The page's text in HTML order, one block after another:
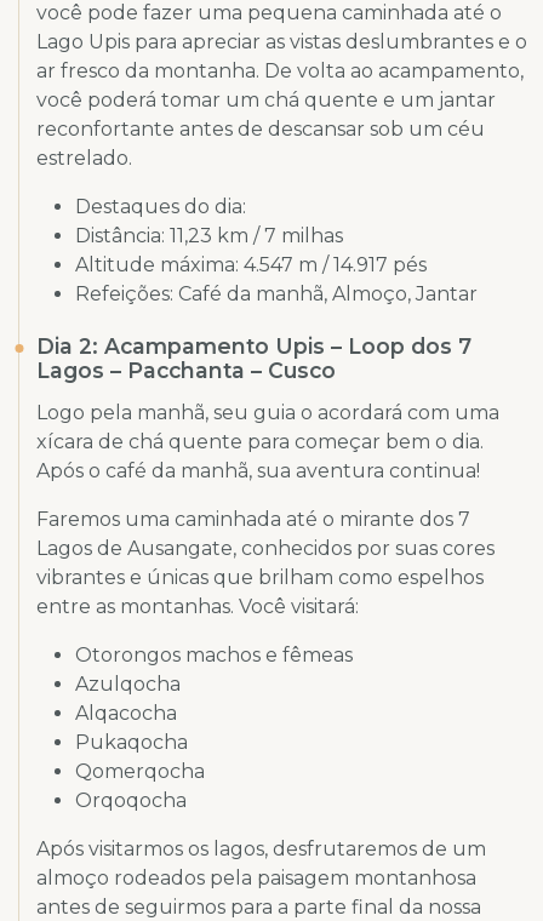
você pode fazer uma pequena caminhada até o
Lago Upis para apreciar as vistas deslumbrantes e o
ar fresco da montanha. De volta ao acampamento,
você poderá tomar um chá quente e um jantar
reconfortante antes de descansar sob um céu
estrelado.
Destaques do dia:
Distância: 11,23 km / 7 milhas
Altitude máxima: 4.547 m / 14.917 pés
Refeições: Café da manhã, Almoço, Jantar
Dia 2: Acampamento Upis – Loop dos 7
Lagos – Pacchanta – Cusco
Logo pela manhã, seu guia o acordará com uma
xícara de chá quente para começar bem o dia.
Após o café da manhã, sua aventura continua!
Faremos uma caminhada até o mirante dos 7
Lagos de Ausangate, conhecidos por suas cores
vibrantes e únicas que brilham como espelhos
entre as montanhas. Você visitará:
Otorongos machos e fêmeas
Azulqocha
Alqacocha
Pukaqocha
Qomerqocha
Orqoqocha
Após visitarmos os lagos, desfrutaremos de um
almoço rodeados pela paisagem montanhosa
antes de seguirmos para a parte final da nossa